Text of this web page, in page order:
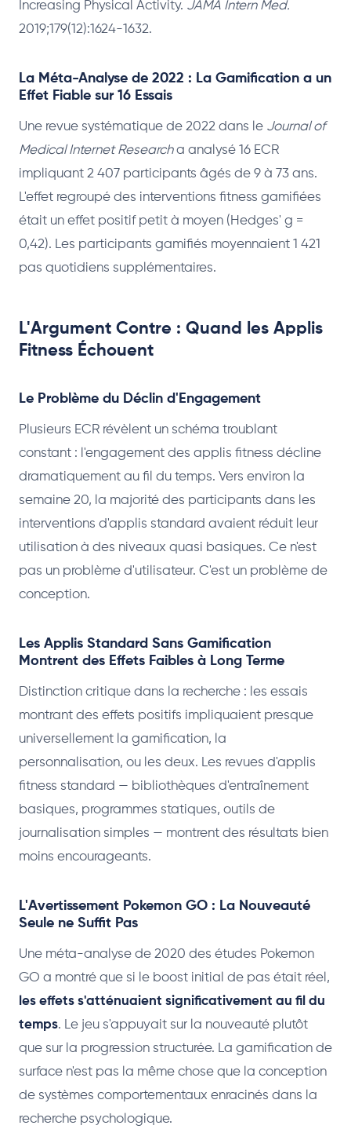
Increasing Physical Activity. JAMA Intern Med.
2019;179(12):1624-1632.
La Méta-Analyse de 2022 : La Gamification a un
Effet Fiable sur 16 Essais
Une revue systématique de 2022 dans le Journal of
Medical Internet Researcha analysé 16 ECR
impliquant 2 407 participants âgés de 9 à 73 ans.
L'effet regroupé des interventions fitness gamifiées
était un effet positif petit à moyen (Hedges' g =
0,42). Les participants gamifiés moyennaient 1 421
pas quotidiens supplémentaires.
L'Argument Contre : Quand les Applis
Fitness Échouent
Le Problème du Déclin d'Engagement
Plusieurs ECR révèlent un schéma troublant
constant : l'engagement des applis fitness décline
dramatiquement au fil du temps. Vers environ la
semaine 20, la majorité des participants dans les
interventions d'applis standard avaient réduit leur
utilisation à des niveaux quasi basiques. Ce n'est
pas un problème d'utilisateur. C'est un problème de
conception.
Les Applis Standard Sans Gamification
Montrent des Effets Faibles à Long Terme
Distinction critique dans la recherche : les essais
montrant des effets positifs impliquaient presque
universellement la gamification, la
personnalisation, ou les deux. Les revues d'applis
fitness standard — bibliothèques d'entraînement
basiques, programmes statiques, outils de
journalisation simples — montrent des résultats bien
moins encourageants.
L'Avertissement Pokemon GO : La Nouveauté
Seule ne Suffit Pas
Une méta-analyse de 2020 des études Pokemon
GO a montré que si le boost initial de pas était réel,
les effets s'atténuaient significativement au fil du
temps. Le jeu s'appuyait sur la nouveauté plutôt
que sur la progression structurée. La gamification de
surface n'est pas la même chose que la conception
de systèmes comportementaux enracinés dans la
recherche psychologique.